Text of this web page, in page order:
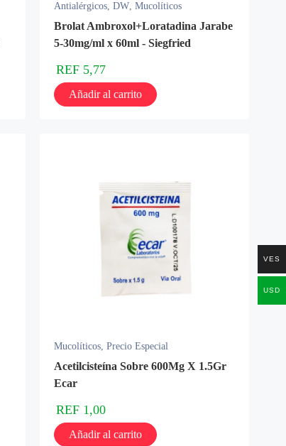
Antialérgicos, DW, Mucolíticos
Brolat Ambroxol+Loratadina Jarabe
5-30mg/ml x 60ml - Siegfried
REF 5,77
Añadir al carrito
Mucolíticos, Precio Especial
Acetilcisteína Sobre 600Mg X 1.5Gr
Ecar
REF 1,00
Añadir al carrito
VES
USD